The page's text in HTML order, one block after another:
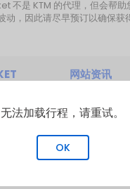
不是 KTM 的代理，但会帮助
动，因此请尽早预订以确保获
网站资讯
巴士总站
船路线
无法加载行程，请重试。
OK